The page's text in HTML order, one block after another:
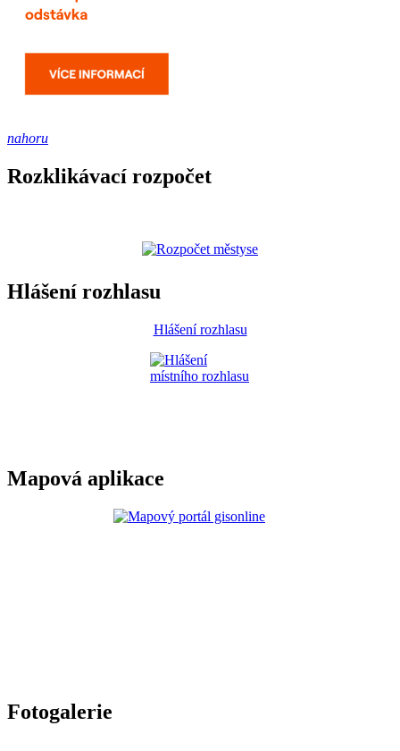
nahoru
Rozklikávací rozpočet
Hlášení rozhlasu
Hlášení rozhlasu
Mapová aplikace
Fotogalerie